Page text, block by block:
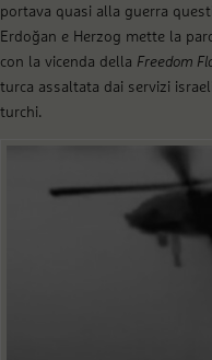
portava quasi alla guerra
Erdoğan e Herzog mette la
con la vicenda della Freedom
turca assaltata dai servizi
turchi.